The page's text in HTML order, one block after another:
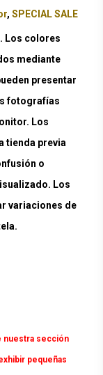
, SPECIAL SALE
Los colores
mediante
presentar
fotografías
Los
tienda previa
o
Los
variaciones de
nuestra sección
pequeñas